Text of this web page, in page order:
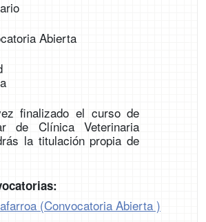
Abierta
finalizado el curso de
de Clínica Veterinaria
la titulación propia de
(Convocatoria Abierta )